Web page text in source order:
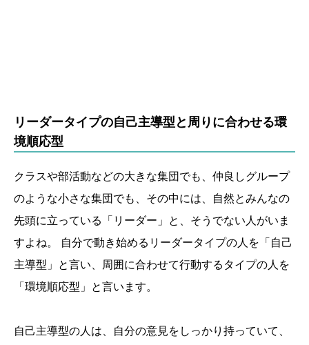
リーダータイプの自己主導型と周りに合わせる環
境順応型
クラスや部活動などの大きな集団でも、仲良しグループ
のような小さな集団でも、その中には、自然とみんなの
先頭に立っている「リーダー」と、そうでない人がいま
すよね。 自分で動き始めるリーダータイプの人を「自己
主導型」と言い、周囲に合わせて行動するタイプの人を
「環境順応型」と言います。
自己主導型の人は、自分の意見をしっかり持っていて、